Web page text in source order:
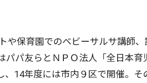
保育園でのベビーサルサ講師、
パパ友らとＮＰＯ法人「全日本
14年度には市内９区で開催。